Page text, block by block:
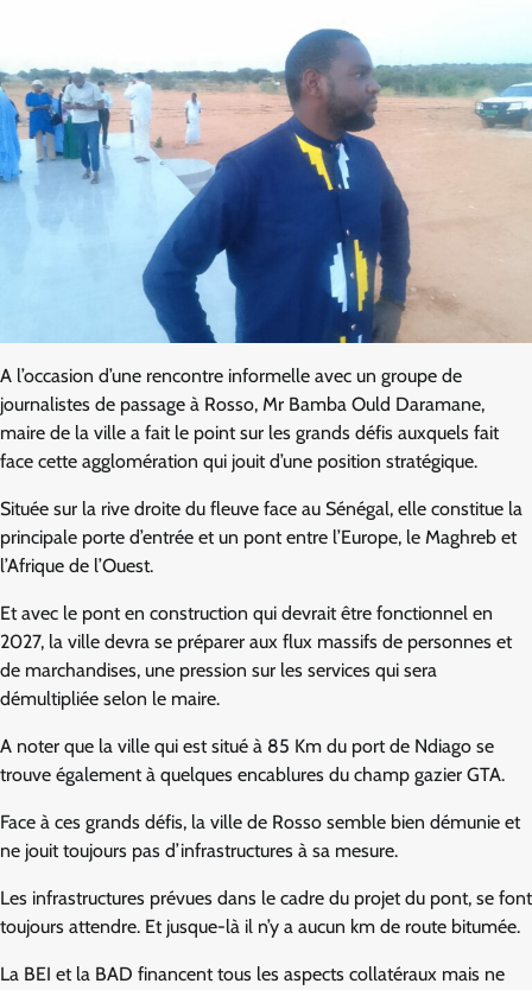
A l’occasion d’une rencontre informelle avec un groupe de
journalistes de passage à Rosso, Mr Bamba Ould Daramane,
maire de la ville a fait le point sur les grands défis auxquels fait
face cette agglomération qui jouit d’une position stratégique.
Située sur la rive droite du fleuve face au Sénégal, elle constitue la
principale porte d’entrée et un pont entre l’Europe, le Maghreb et
l’Afrique de l’Ouest.
Et avec le pont en construction qui devrait être fonctionnel en
2027, la ville devra se préparer aux flux massifs de personnes et
de marchandises, une pression sur les services qui sera
démultipliée selon le maire.
A noter que la ville qui est situé à 85 Km du port de Ndiago se
trouve également à quelques encablures du champ gazier GTA.
Face à ces grands défis, la ville de Rosso semble bien démunie et
ne jouit toujours pas d’infrastructures à sa mesure.
Les infrastructures prévues dans le cadre du projet du pont, se font
toujours attendre. Et jusque-là il n’y a aucun km de route bitumée.
La BEI et la BAD financent tous les aspects collatéraux mais ne